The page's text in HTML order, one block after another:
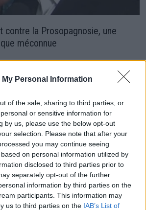
My Personal Information
of the sale, sharing to third parties, or
or sensitive information for
by us, please use the below opt-out
selection. Please note that after your
you may continue seeing
on personal information utilized by
disclosed to third parties prior to
separately opt-out of the further
information by third parties on the
participants. This information may
us to third parties on the IAB’s List of
contre la Prosopagnosie, une
méconnue